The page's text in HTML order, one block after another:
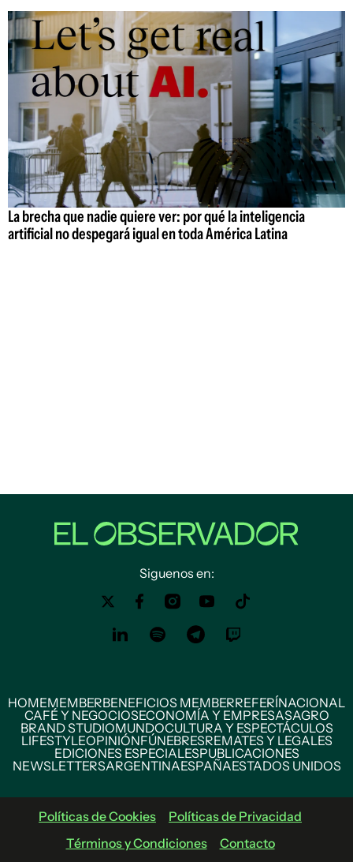
La brecha que nadie quiere ver: por qué la inteligencia
artificial no despegará igual en toda América Latina
Siguenos en:
HOMEMEMBERBENEFICIOS MEMBERREFERÍNACIONAL
CAFÉ Y NEGOCIOSECONOMÍA Y EMPRESASAGRO
BRAND STUDIOMUNDOCULTURA Y ESPECTÁCULOS
LIFESTYLEOPINIÓNFÚNEBRESREMATES Y LEGALES
EDICIONES ESPECIALESPUBLICACIONES
NEWSLETTERSARGENTINAESPAÑAESTADOS UNIDOS
Políticas de Cookies
Políticas de Privacidad
Términos y Condiciones
Contacto